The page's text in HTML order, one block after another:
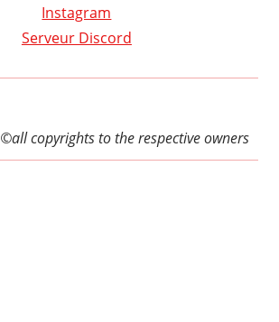
Instagram
Serveur Discord
©all copyrights to the respective owners